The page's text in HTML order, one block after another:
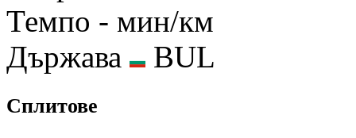
Темпо - мин/км
Държава
BUL
Сплитове